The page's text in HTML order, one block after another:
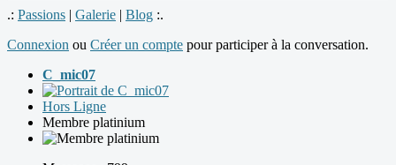
.: Passions | Galerie | Blog :.
Connexion ou Créer un compte pour participer à la conversation.
C_mic07
Hors Ligne
Membre platinium